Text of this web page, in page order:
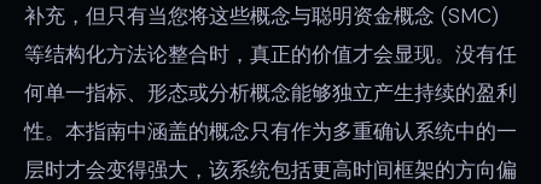
补充，但只有当您将这些概念与聪明资金概念 (SMC)
等结构化方法论整合时，真正的价值才会显现。没有任
何单一指标、形态或分析概念能够独立产生持续的盈利
性。本指南中涵盖的概念只有作为多重确认系统中的一
层时才会变得强大，该系统包括更高时间框架的方向偏